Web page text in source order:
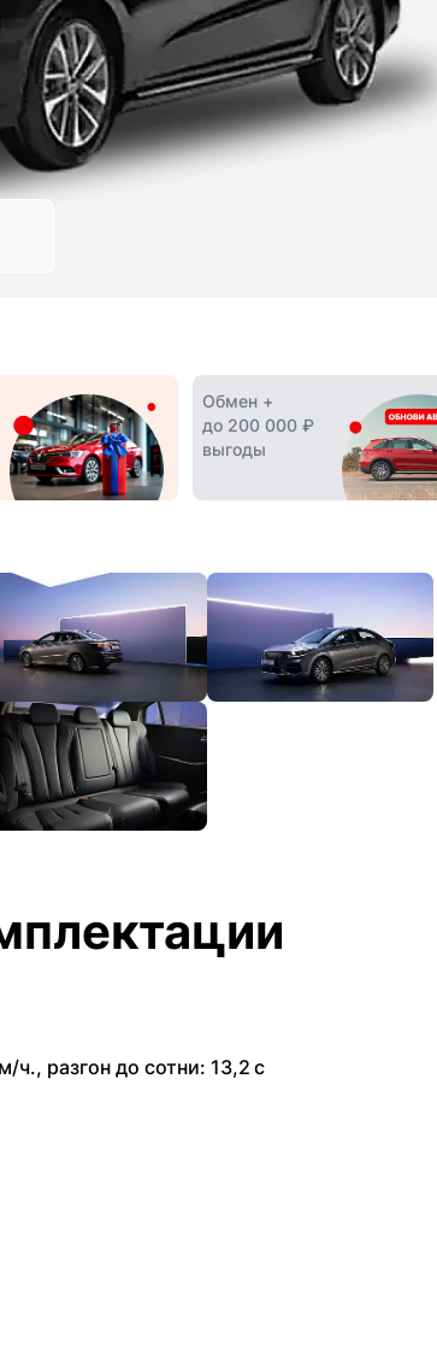
Обмен +
до 200 000 ₽
выгоды
ч., разгон до сотни: 13,2 с